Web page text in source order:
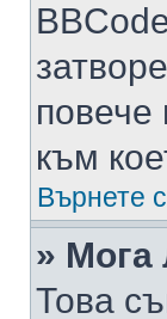
към
Върнете
» Мога
Това